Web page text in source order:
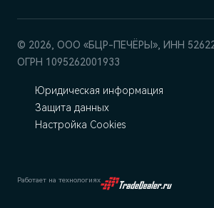
© 2026, ООО «БЦР-ПЕЧЁРЫ», ИНН
ОГРН 1095262001933
Юридическая информация
Защита данных
Настройка Cookies
Работает на технологиях